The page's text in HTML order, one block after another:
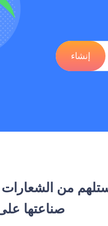
إنشاء
من الشعارات
صناعتها